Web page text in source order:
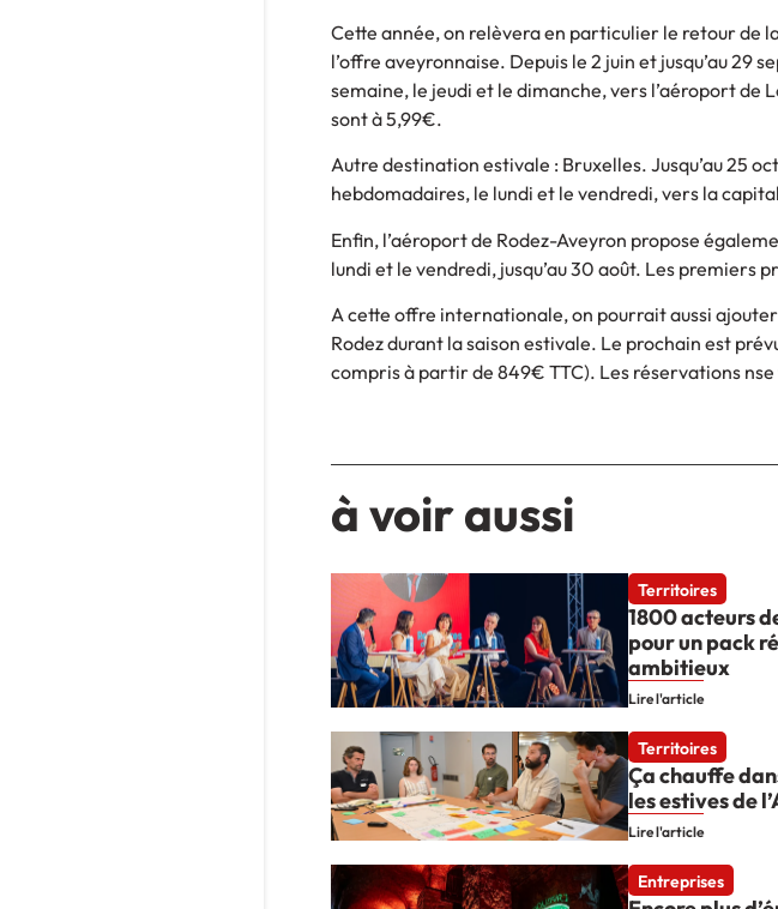
Cette année, on relèvera en particulier le retour de
l’offre aveyronnaise. Depuis le 2 juin et jusqu’au 29
semaine, le jeudi et le dimanche, vers l’aéroport
sont à 5,99€.
Autre destination estivale : Bruxelles. Jusqu’au 25
hebdomadaires, le lundi et le vendredi, vers la
Enfin, l’aéroport de Rodez-Aveyron propose
lundi et le vendredi, jusqu’au 30 août. Les premiers
A cette offre internationale, on pourrait aussi
Rodez durant la saison estivale. Le prochain est
compris à partir de 849€ TTC). Les réservations
à voir aussi
Territoires
1800 acteurs
pour un pack
ambitieux
Lire l'article
Territoires
Ça chauffe
les estives de
Lire l'article
Entreprises